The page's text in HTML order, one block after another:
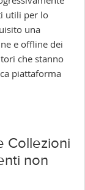
utili per lo
una
e offline dei
che stanno
piattaforma
Collezioni
non